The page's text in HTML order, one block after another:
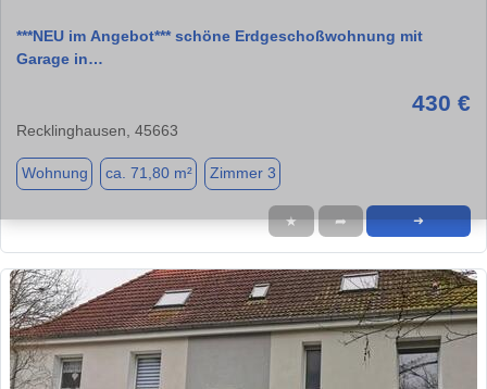
***NEU im Angebot*** schöne Erdgeschoßwohnung mit
Garage in…
430 €
Recklinghausen, 45663
Wohnung ca. 71,80 m² Zimmer 3
★ ➦ ➜